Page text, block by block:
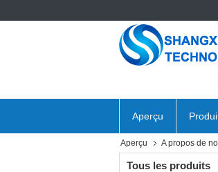
Aperçu
Aperçu A propos de
Tous les produits